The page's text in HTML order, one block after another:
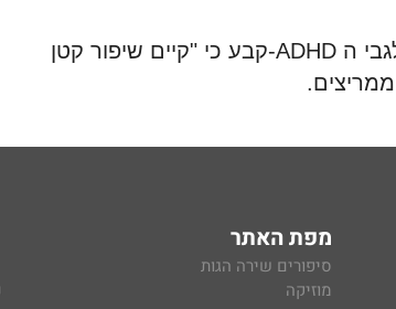
ה -ADHDקבע כי "קיים שיפור קטן
.
מפת האתר
סיפורים שירה הגות
מוזיקה